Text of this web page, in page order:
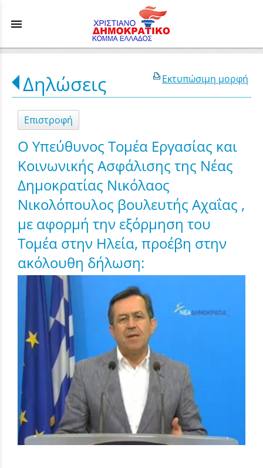
menu
Εκτυπώσιμη μορφή
Δηλώσεις
Επιστροφή
Ο Υπεύθυνος Τομέα Εργασίας και
Κοινωνικής Ασφάλισης της Νέας
Δημοκρατίας Νικόλαος
Νικολόπουλος βουλευτής Αχαΐας ,
με αφορμή την εξόρμηση του
Τομέα στην Ηλεία, προέβη στην
ακόλουθη δήλωση: